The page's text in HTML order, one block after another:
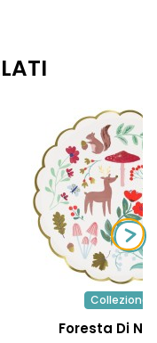
Collezione
Foresta Di